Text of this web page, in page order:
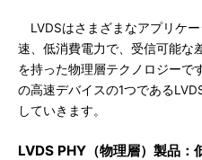
LVDSはさまざまなアプリケ
速、低消費電力で、受信可能な
を持った物理層テクノロジーで
の高速デバイスの1つである
していきます。
LVDS PHY（物理層）製品：